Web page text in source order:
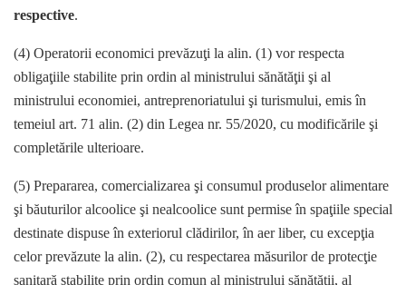
respective.
(4) Operatorii economici prevăzuţi la alin. (1) vor respecta
obligaţiile stabilite prin ordin al ministrului sănătăţii şi al
ministrului economiei, antreprenoriatului şi turismului, emis în
temeiul art. 71 alin. (2) din Legea nr. 55/2020, cu modificările şi
completările ulterioare.
(5) Prepararea, comercializarea şi consumul produselor alimentare
şi băuturilor alcoolice şi nealcoolice sunt permise în spaţiile special
destinate dispuse în exteriorul clădirilor, în aer liber, cu excepţia
celor prevăzute la alin. (2), cu respectarea măsurilor de protecţie
sanitară stabilite prin ordin comun al ministrului sănătăţii, al